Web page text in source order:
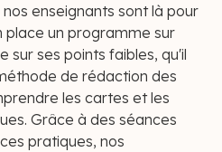
enseignants sont là pour
place un programme sur
sur ses points faibles, qu'il
de rédaction des
les cartes et les
Grâce à des séances
pratiques, nos